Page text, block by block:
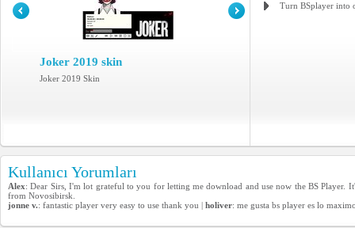
Joker 2019 skin
Joker 2019 Skin
Turn BSplayer into
Kullanıcı Yorumları
Alex: Dear Sirs, I'm lot grateful to you for letting me download and use now the BS
from Novosibirsk.
jonne v.: fantastic player very easy to use thank you | holiver: me gusta bs player es lo